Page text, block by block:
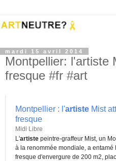
mardi 15 avril 2014
Montpellier: l'artiste
fresque #fr #art
Montpellier : l'artiste Mist
fresque
Midi Libre
L'artiste peintre-graffeur Mist, un
à la renommée mondiale, a entamé
fresque d'envergure de 200 m2,